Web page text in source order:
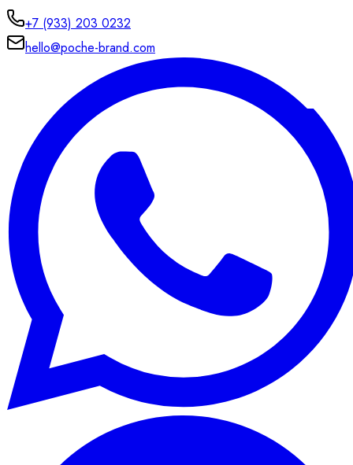
+7 (933) 203 0232
hello@poche-brand.com